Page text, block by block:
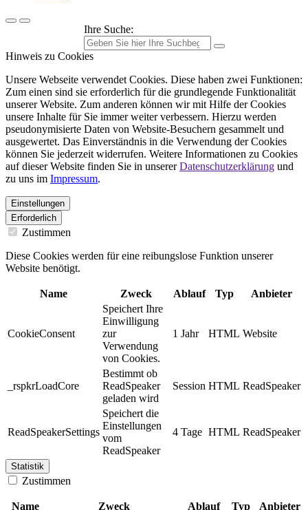
Ihre Suche:
Hinweis zu Cookies
Unsere Webseite verwendet Cookies. Diese haben zwei Funktionen:
Zum einen sind sie erforderlich für die grundlegende Funktionalität
unserer Website. Zum anderen können wir mit Hilfe der Cookies
unsere Inhalte für Sie immer weiter verbessern. Hierzu werden
pseudonymisierte Daten von Website-Besuchern gesammelt und
ausgewertet. Das Einverständnis in die Verwendung der Cookies
können Sie jederzeit widerrufen. Weitere Informationen zu Cookies
auf dieser Website finden Sie in unsererDatenschutzerklärung und
zu uns im Impressum.
Einstellungen
Erforderlich
Zustimmen
Diese Cookies werden für eine reibungslose Funktion unserer
Website benötigt.
Name Zweck Ablauf Typ Anbieter
CookieConsent
Speichert Ihre
Einwilligung
zur
Verwendung
von Cookies.
1 Jahr HTML Website
_rspkrLoadCore
Bestimmt ob
ReadSpeaker
geladen wird
Session HTML ReadSpeaker
ReadSpeakerSettings
Speichert die
Einstellungen
vom
ReadSpeaker
4 Tage HTML ReadSpeaker
Statistik
Zustimmen
Name Zweck Ablauf Typ Anbieter